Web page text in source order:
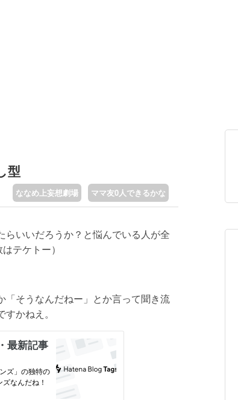
型
ななめ上妄想劇場 ママ友0人できるかな
いいだろうか？と悩んでいる人が全
テケトー）
「そうなんだねー」とか言って聞き流
かねえ。